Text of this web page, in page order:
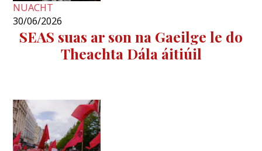
NUACHT
30/06/2026
SEAS suas ar son na Gaeilge le do
Theachta Dála áitiúil